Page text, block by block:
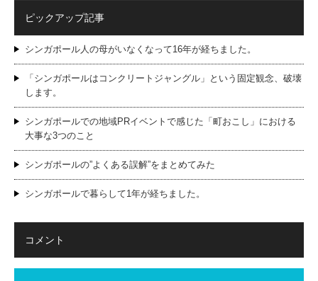
ピックアップ記事
シンガポール人の母がいなくなって16年が経ちました。
「シンガポールはコンクリートジャングル」という固定観念、破壊
します。
シンガポールでの地域PRイベントで感じた「町おこし」における
大事な3つのこと
シンガポールの”よくある誤解”をまとめてみた
シンガポールで暮らして1年が経ちました。
コメント